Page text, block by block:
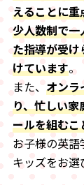
えることに
少人数制で一
た指導が受
けています。
また、 オンラ
り、忙しい家
ールを組む
お子様の英語
キッズをお選